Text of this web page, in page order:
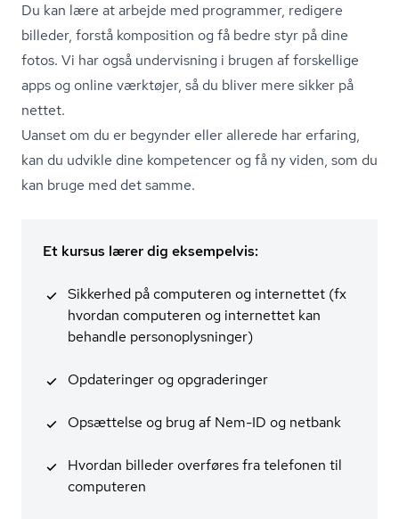
Du kan lære at arbejde med programmer, redigere
billeder, forstå komposition og få bedre styr på dine
fotos. Vi har også undervisning i brugen af forskellige
apps og online værktøjer, så du bliver mere sikker på
nettet.
Uanset om du er begynder eller allerede har erfaring,
kan du udvikle dine kompetencer og få ny viden, som du
kan bruge med det samme.
Et kursus lærer dig eksempelvis:
Sikkerhed på computeren og internettet (fx
hvordan computeren og internettet kan
behandle per­so­nop­lys­nin­ger)
Opdateringer og opgraderinger
Opsættelse og brug af Nem-ID og netbank
Hvordan billeder overføres fra telefonen til
computeren